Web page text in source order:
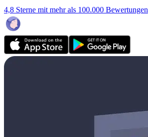
4,8 Sterne mit mehr als 100.000 Bewertungen